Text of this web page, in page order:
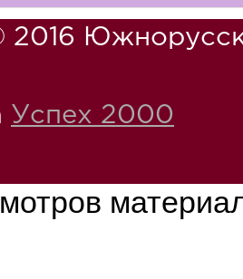
2016
Успех 2000